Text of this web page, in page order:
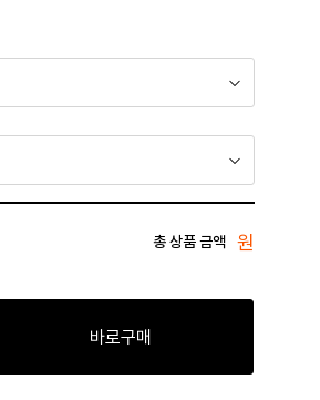
총 상품 금액 원
바로구매